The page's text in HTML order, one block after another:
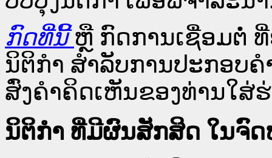
ກົດທີ່ນີ້ ຫຼື ກົດການເຊື່ອມຕໍ່ ທີ່
ນິຕິກໍາ ສໍາລັບການປະກອບ
ສົ່ງຄຳຄິດເຫັນຂອງທ່ານໃສ່
ນິຕິກໍາ ທີ່ມີຜົນສັກສິດ ໃນຈົ